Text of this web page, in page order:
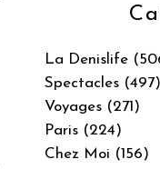
La Denislife
Spectacles (497)
Voyages (271)
Paris (224)
Chez Moi (156)